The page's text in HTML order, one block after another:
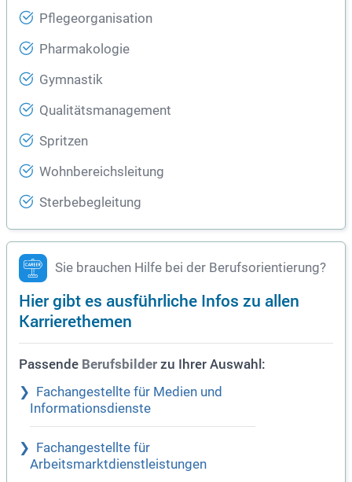
Pflegeorganisation
Pharmakologie
Gymnastik
Qualitätsmanagement
Spritzen
Wohnbereichsleitung
Sterbebegleitung
Sie brauchen Hilfe bei der Berufsorientierung?
Hier gibt es ausführliche Infos zu allen
Karrierethemen
Passende Berufsbilder zu Ihrer Auswahl:
Fachangestellte für Medien und
Informationsdienste
Fachangestellte für
Arbeitsmarktdienstleistungen